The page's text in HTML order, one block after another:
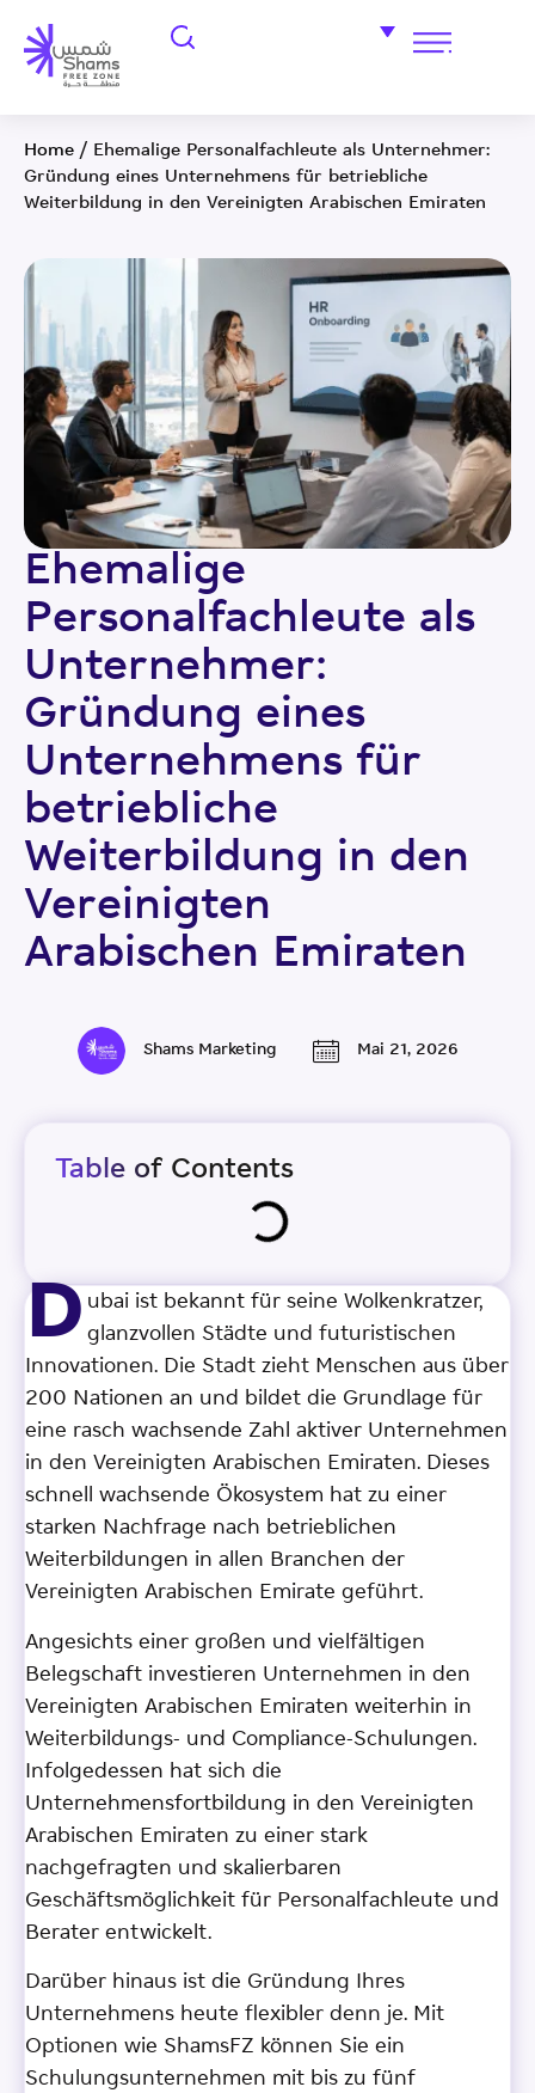
Home / Ehemalige Personalfachleute als Unternehmer:
Gründung eines Unternehmens für betriebliche
Weiterbildung in den Vereinigten Arabischen Emiraten
Ehemalige
Personalfachleute als
Unternehmer:
Gründung eines
Unternehmens für
betriebliche
Weiterbildung in den
Vereinigten
Arabischen Emiraten
Shams Marketing Mai 21, 2026
Table of Contents
D ubai ist bekannt für seine Wolkenkratzer,
glanzvollen Städte und futuristischen
Innovationen. Die Stadt zieht Menschen aus über
200 Nationen an und bildet die Grundlage für
eine rasch wachsende Zahl aktiver Unternehmen
in den Vereinigten Arabischen Emiraten. Dieses
schnell wachsende Ökosystem hat zu einer
starken Nachfrage nach betrieblichen
Weiterbildungen in allen Branchen der
Vereinigten Arabischen Emirate geführt.
Angesichts einer großen und vielfältigen
Belegschaft investieren Unternehmen in den
Vereinigten Arabischen Emiraten weiterhin in
Weiterbildungs- und Compliance-Schulungen.
Infolgedessen hat sich die
Unternehmensfortbildung in den Vereinigten
Arabischen Emiraten zu einer stark
nachgefragten und skalierbaren
Geschäftsmöglichkeit für Personalfachleute und
Berater entwickelt.
Darüber hinaus ist die Gründung Ihres
Unternehmens heute flexibler denn je. Mit
Optionen wie ShamsFZ können Sie ein
Schulungsunternehmen mit bis zu fünf